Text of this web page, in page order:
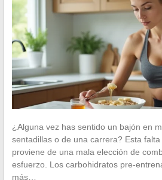
¿Alguna vez has sentido un bajón en
sentadillas o de una carrera? Esta
proviene de una mala elección de
esfuerzo. Los carbohidratos pre-
más…